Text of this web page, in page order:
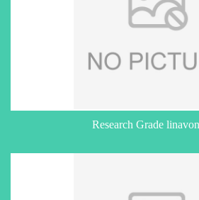
Research Grade